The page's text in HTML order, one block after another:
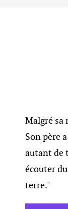
Malgré sa
Son père
autant de
écouter
terre."